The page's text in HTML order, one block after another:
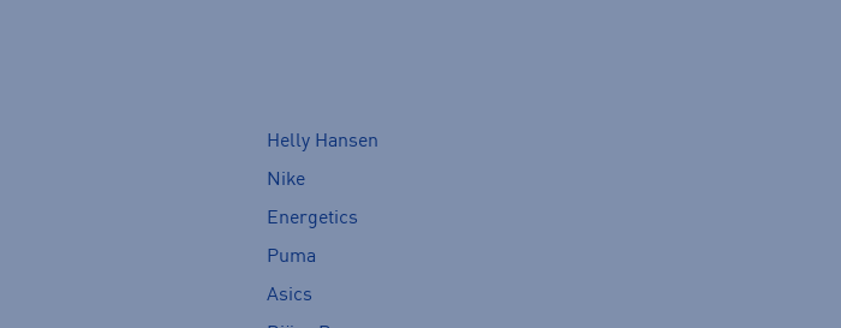
Helly Hansen
Nike
Energetics
Puma
Asics